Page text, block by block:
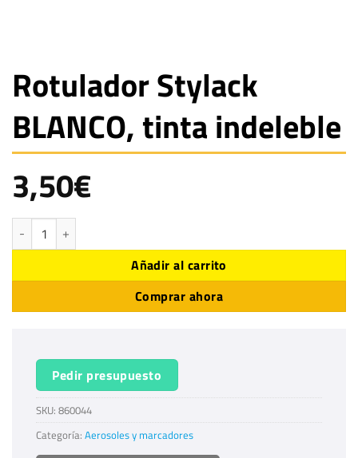
Rotulador Stylack
BLANCO, tinta indeleble
3,50€
Rotulador Stylack BLANCO, tinta indeleble cantidad
Añadir al carrito
Comprar ahora
Pedir presupuesto
SKU: 860044
Categoría: Aerosoles y marcadores